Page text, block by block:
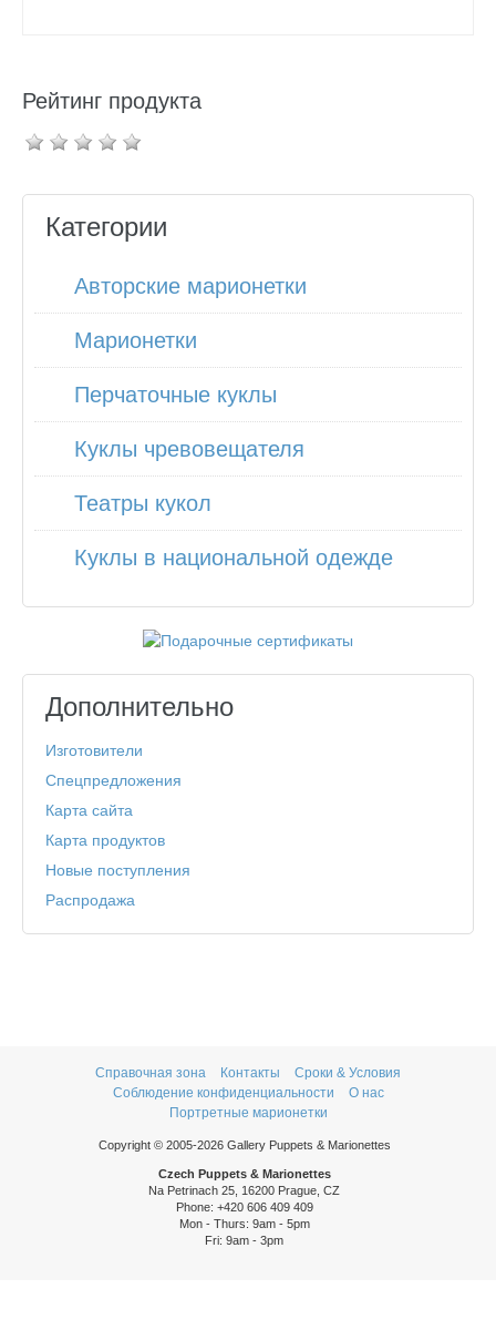
Рейтинг продукта
Категории
Авторские марионетки
Марионетки
Перчаточные куклы
Куклы чревовещателя
Театры кукол
Куклы в национальной одежде
Дополнительно
Изготовители
Спецпредложения
Карта сайта
Карта продуктов
Новые поступления
Распродажа
Справочная зона Контакты
Сроки & Условия
Соблюдение конфиденциальности
О нас
Портретные марионетки
Copyright © 2005-2026 Gallery Puppets & Marionettes
Czech Puppets & Marionettes
Na Petrinach 25, 16200 Prague, CZ
Phone: +420 606 409 409
Mon - Thurs: 9am - 5pm
Fri: 9am - 3pm